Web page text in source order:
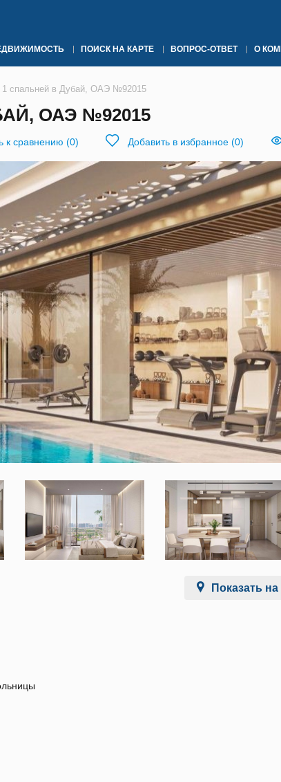
ПОИСК НА КАРТЕ ВОПРОС-ОТВЕТ О
1 спальней в Дубай, ОАЭ №92015
ОАЭ №92015
к сравнению (0) Добавить в избранное (0)
Показать на